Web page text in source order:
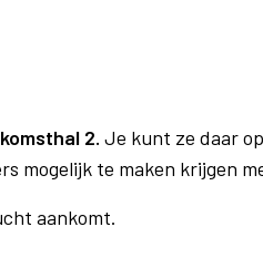
2. Je kunt ze daar
mogelijk te maken krijgen
aankomt.